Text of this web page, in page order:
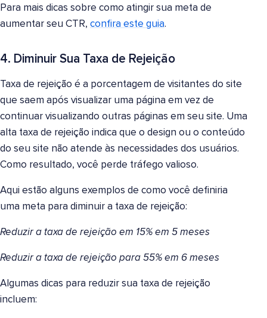
Para mais dicas sobre como atingir sua meta de
aumentar seu CTR, confira este guia.
4. Diminuir Sua Taxa de Rejeição
Taxa de rejeição é a porcentagem de visitantes do site
que saem após visualizar uma página em vez de
continuar visualizando outras páginas em seu site. Uma
alta taxa de rejeição indica que o design ou o conteúdo
do seu site não atende às necessidades dos usuários.
Como resultado, você perde tráfego valioso.
Aqui estão alguns exemplos de como você definiria
uma meta para diminuir a taxa de rejeição:
Reduzir a taxa de rejeição em 15% em 5 meses
Reduzir a taxa de rejeição para 55% em 6 meses
Algumas dicas para reduzir sua taxa de rejeição
incluem: